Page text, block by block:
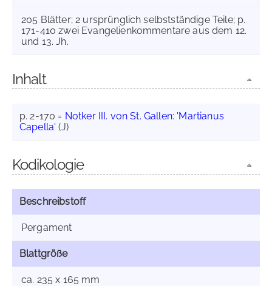
205 Blätter; 2 ursprünglich selbstständige Teile; p.
171-410 zwei Evangelienkommentare aus dem 12.
und 13. Jh.
Inhalt
p. 2-170 = Notker III. von St. Gallen: 'Martianus
Capella' (J)
Kodikologie
Beschreibstoff
Pergament
Blattgröße
ca. 235 x 165 mm